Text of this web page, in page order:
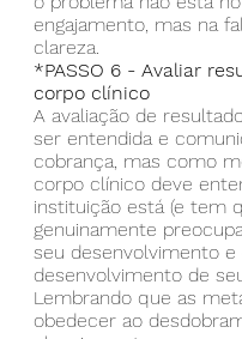
engajamento, mas na
clareza.
*PASSO 6 - Avaliar
corpo clínico
A avaliação de
ser entendida e
cobrança, mas como
corpo clínico deve
instituição está (e tem
genuinamente
seu desenvolvimento e
desenvolvimento de
Lembrando que as
obedecer ao